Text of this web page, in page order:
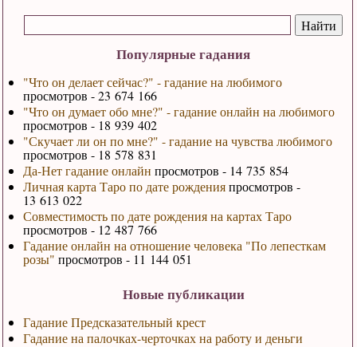
Популярные гадания
"Что он делает сейчас?" - гадание на любимого
просмотров - 23 674 166
"Что он думает обо мне?" - гадание онлайн на любимого
просмотров - 18 939 402
"Скучает ли он по мне?" - гадание на чувства любимого
просмотров - 18 578 831
Да-Нет гадание онлайн просмотров - 14 735 854
Личная карта Таро по дате рожденияпросмотров -
13 613 022
Совместимость по дате рождения на картах Таро
просмотров - 12 487 766
Гадание онлайн на отношение человека "По лепесткам
розы" просмотров - 11 144 051
Новые публикации
Гадание Предсказательный крест
Гадание на палочках-черточках на работу и деньги